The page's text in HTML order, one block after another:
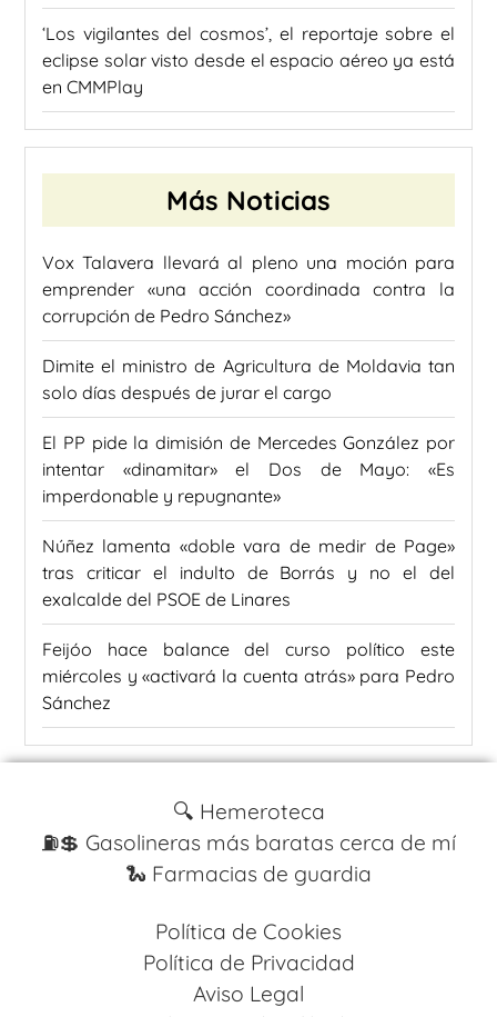
‘Los vigilantes del cosmos’, el reportaje sobre el
eclipse solar visto desde el espacio aéreo ya está
en CMMPlay
Más Noticias
Vox Talavera llevará al pleno una moción para
emprender «una acción coordinada contra la
corrupción de Pedro Sánchez»
Dimite el ministro de Agricultura de Moldavia tan
solo días después de jurar el cargo
El PP pide la dimisión de Mercedes González por
intentar «dinamitar» el Dos de Mayo: «Es
imperdonable y repugnante»
Núñez lamenta «doble vara de medir de Page»
tras criticar el indulto de Borrás y no el del
exalcalde del PSOE de Linares
Feijóo hace balance del curso político este
miércoles y «activará la cuenta atrás» para Pedro
Sánchez
🔍 Hemeroteca
⛽️💲 Gasolineras más baratas cerca de mí
🐍 Farmacias de guardia
Política de Cookies
Política de Privacidad
Aviso Legal